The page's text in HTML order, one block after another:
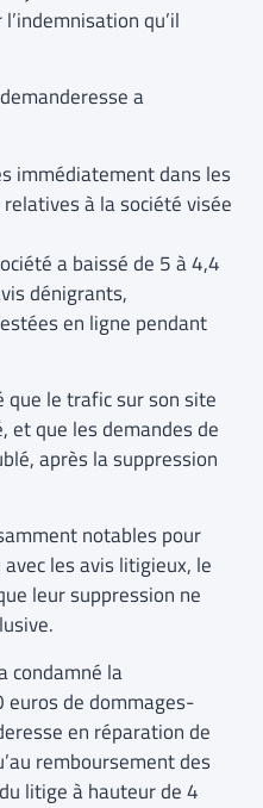
qu’il
a
immédiatement dans les
à la société visée
a baissé de 5 à 4,4
dénigrants,
en ligne pendant
que le trafic sur son site
et que les demandes de
après la suppression
notables pour
les avis litigieux, le
leur suppression ne
condamné la
de dommages-
en réparation de
remboursement des
litige à hauteur de 4